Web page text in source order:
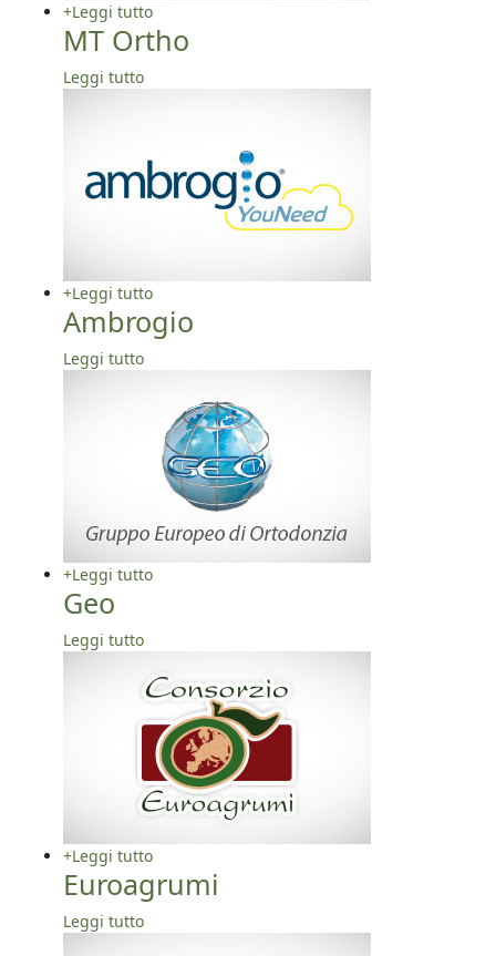
+Leggi tutto
MT Ortho
Leggi tutto
+Leggi tutto
Ambrogio
Leggi tutto
+Leggi tutto
Geo
Leggi tutto
+Leggi tutto
Euroagrumi
Leggi tutto